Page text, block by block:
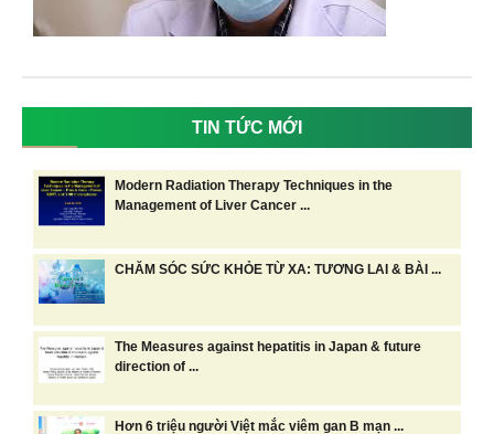
TIN TỨC MỚI
Modern Radiation Therapy Techniques in the
Management of Liver Cancer ...
CHĂM SÓC SỨC KHỎE TỪ XA: TƯƠNG LAI & BÀI ...
The Measures against hepatitis in Japan & future
direction of ...
Hơn 6 triệu người Việt mắc viêm gan B mạn ...